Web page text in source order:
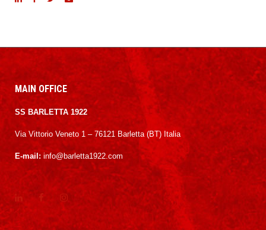
MAIN OFFICE
SS BARLETTA 1922
Via Vittorio Veneto 1 – 76121 Barletta (BT) Italia
E-mail: info@barletta1922.com